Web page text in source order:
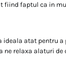
fiind faptul ca in
ideala atat pentru
relaxa alaturi de